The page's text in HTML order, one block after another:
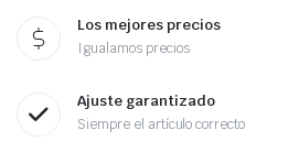
Los mejores precios
Igualamos precios
Ajuste garantizado
Siempre el artículo correcto